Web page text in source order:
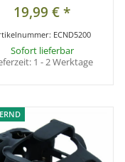
19,99 €*
ECND5200
Sofort lieferbar
1 - 2 Werktage